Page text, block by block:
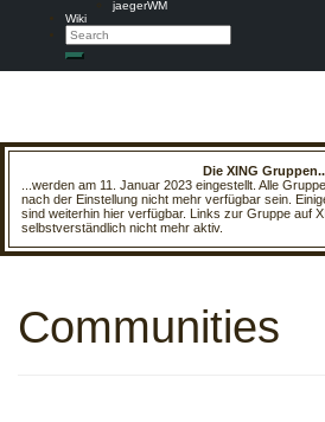
jaegerWM
Wiki
Search
Search
Die XING
...werden am 11. Januar 2023 eingestellt. Alle
nach der Einstellung nicht mehr verfügbar sein.
sind weiterhin hier verfügbar. Links zur Gruppe auf
selbstverständlich nicht mehr aktiv.
Communities